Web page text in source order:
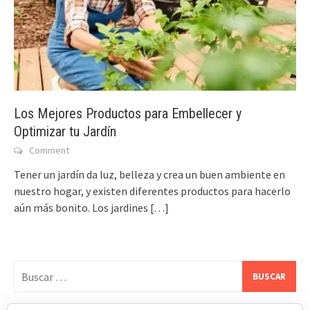
Los Mejores Productos para Embellecer y
Optimizar tu Jardín
Comment
Tener un jardín da luz, belleza y crea un buen ambiente en
nuestro hogar, y existen diferentes productos para hacerlo
aún más bonito. Los jardines […]